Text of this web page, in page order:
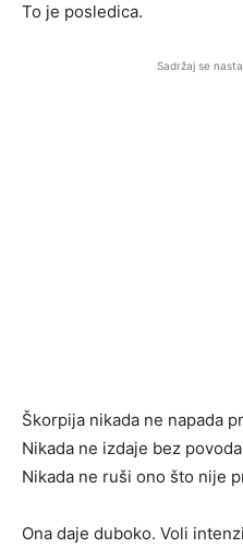
To je posledica.
Sadržaj se
Škorpija nikada ne napada
Nikada ne izdaje bez
Nikada ne ruši ono što nije
Ona daje duboko. Voli